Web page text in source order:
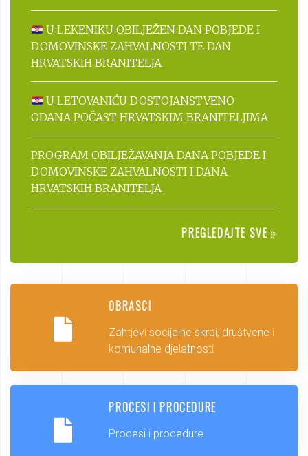
U LEKENIKU OBILJEŽEN DAN POBJEDE I
DOMOVINSKE ZAHVALNOSTI TE DAN
HRVATSKIH BRANITELJA
U LETOVANIĆU DOSTOJANSTVENO
ODANA POČAST HRVATSKIM BRANITELJIMA
PROGRAM OBILJEŽAVANJA DANA POBJEDE I
DOMOVINSKE ZAHVALNOSTI I DANA
HRVATSKIH BRANITELJA
PREGLEDAJTE SVE
OBRASCI
Zahtjevi socijalne skrbi, društvene i
komunalne djelatnosti
PROCESI I PROCEDURE
Procesi i procedure